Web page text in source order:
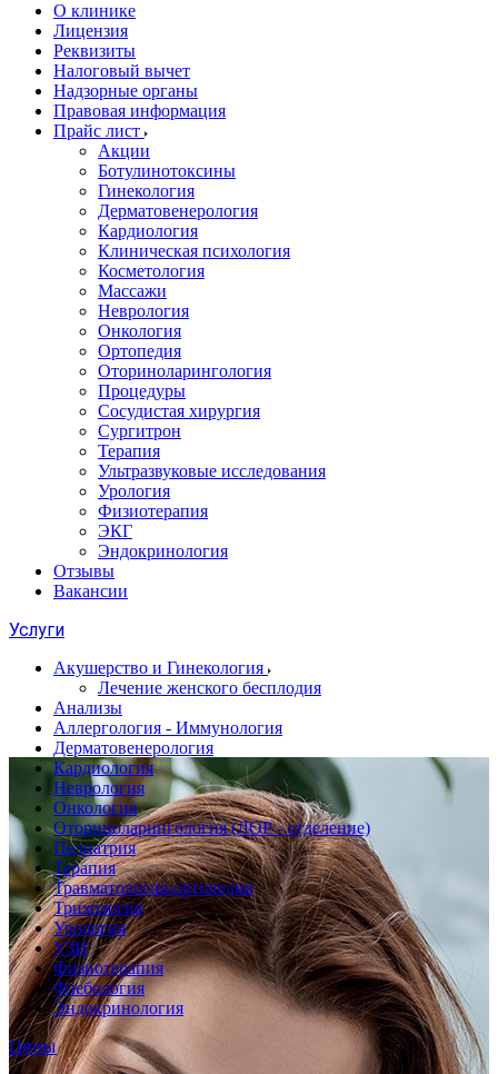
О клинике
Лицензия
Реквизиты
Налоговый вычет
Надзорные органы
Правовая информация
Прайс лист
Акции
Ботулинотоксины
Гинекология
Дерматовенерология
Кардиология
Клиническая психология
Косметология
Массажи
Неврология
Онкология
Ортопедия
Оториноларингология
Процедуры
Сосудистая хирургия
Сургитрон
Терапия
Ультразвуковые исследования
Урология
Физиотерапия
ЭКГ
Эндокринология
Отзывы
Вакансии
Услуги
Акушерство и Гинекология
Лечение женского бесплодия
Анализы
Аллергология - Иммунология
Дерматовенерология
Кардиология
Неврология
Онкология
Оториноларингология (ЛОР - отделение)
Педиатрия
Терапия
Травматология-ортопедия
Трихология
Урология
УЗИ
Физиотерапия
Флебология
Эндокринология
Цены